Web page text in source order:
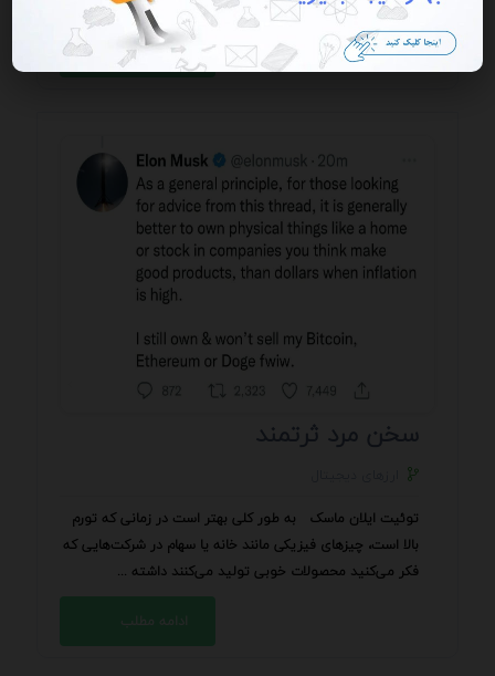
ادامه مطلب
سخن مرد ثرتمند
توئیت ایلان ماسک به طور کلی بهتر است در زمانی که تورم
بالا است، چیزهای فیزیکی مانند خانه یا سهام در شرکت‌هایی که
فکر می‌کنید محصولات خوبی تولید می‌کنند داشته ...
ادامه مطلب